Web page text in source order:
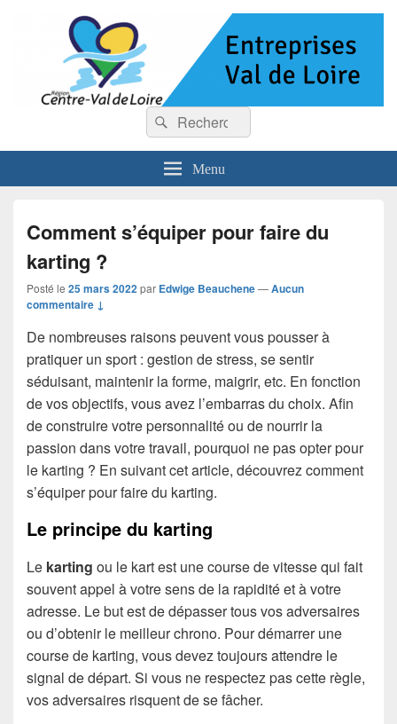
Entreprises Val de Loire
Recherche :
Rechercher
Menu
Comment s’équiper pour faire du
karting ?
Posté le 25 mars 2022par Edwige Beauchene—Aucun
commentaire ↓
De nombreuses raisons peuvent vous pousser à
pratiquer un sport : gestion de stress, se sentir
séduisant, maintenir la forme, maigrir, etc. En fonction
de vos objectifs, vous avez l’embarras du choix. Afin
de construire votre personnalité ou de nourrir la
passion dans votre travail, pourquoi ne pas opter pour
le karting ? En suivant cet article, découvrez comment
s’équiper pour faire du karting.
Le principe du karting
Le karting ou le kart est une course de vitesse qui fait
souvent appel à votre sens de la rapidité et à votre
adresse. Le but est de dépasser tous vos adversaires
ou d’obtenir le meilleur chrono. Pour démarrer une
course de karting, vous devez toujours attendre le
signal de départ. Si vous ne respectez pas cette règle,
vos adversaires risquent de se fâcher.